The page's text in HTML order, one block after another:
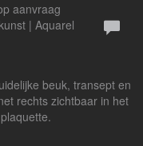
aanvraag
| Aquarel
beuk, transept en
rechts zichtbaar in het